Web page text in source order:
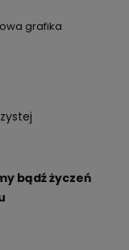
grafika
bądź życzeń